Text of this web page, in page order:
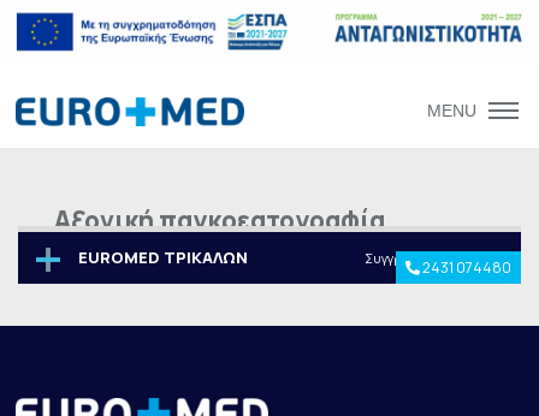
MENU
Αξονική παγκρεατογραφία
EUROMED ΤΡΙΚΑΛΩΝ Συγγρού 28 & Φλέμινγκ
2431 074480